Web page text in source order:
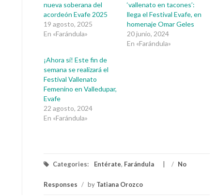
nueva soberana del
acordeón Evafe 2025
19 agosto, 2025
En «Farándula»
‘vallenato en tacones’:
llega el Festival Evafe, en
homenaje Omar Geles
20 junio, 2024
En «Farándula»
¡Ahora sí! Este fin de
semana se realizará el
Festival Vallenato
Femenino en Valledupar,
Evafe
22 agosto, 2024
En «Farándula»
Categories: Entérate, Farándula / No
Responses / by Tatiana Orozco